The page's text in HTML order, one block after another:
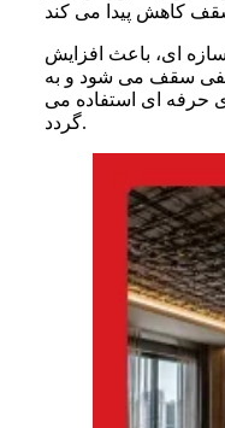
ای، باعث افزایش
سقف می شود و به
حرفه ای استفاده می
گردد.